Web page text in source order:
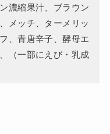
濃縮果汁、ブラウン
メッチ、ターメリッ
、青唐辛子、酵母エ
（一部にえび・乳成